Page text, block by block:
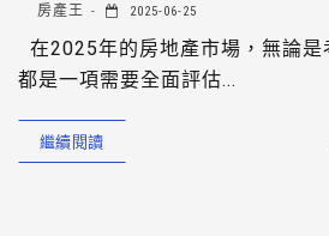
房產王 2025-06-25
在2025年的房地產市場，無論是
都是一項需要全面評估...
繼續閱讀